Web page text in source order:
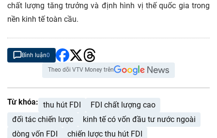
chất lượng tăng trưởng và định hình vị thế quốc gia trong
nền kinh tế toàn cầu.
Bình luận0
Theo dõi VTV Money trên
Từ khóa: thu hút FDI
FDI chất lượng cao
đối tác chiến lược
kinh tế có vốn đầu tư nước ngoài
dòng vốn FDI
chiến lược thu hút FDI